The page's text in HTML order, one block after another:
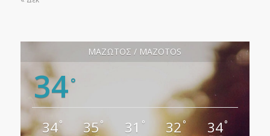
ΜΑΖΩΤΟΣ / MAZOTOS
34°
34° 35° 31 ° 32° 34°